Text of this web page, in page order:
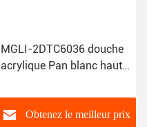
MGLI-2DTC6036 douche
acrylique Pan blanc haute
165 mm
Obtenez le meilleur prix